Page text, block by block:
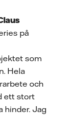
på
som
Hela
och
ett stort
hinder. Jag